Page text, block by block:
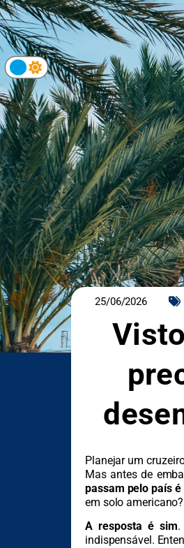
25/06/2026
Planejar um
Mas antes de
passam pelo país
em solo americano?
A resposta é sim.
indispensável.